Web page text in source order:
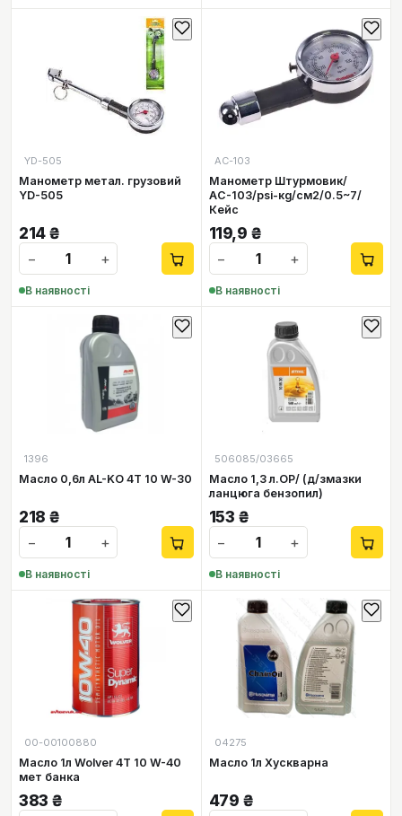
YD-505
Манометр метал. грузовий
YD-505
214₴
−
+
В наявності
АС-103
Манометр Штурмовик/
АС-103/psi-кg/см2/0.5~7/
Кейс
119,9 ₴
−
+
В наявності
1396
Масло 0,6л AL-KO 4Т 10 W-30
218 ₴
−
+
В наявності
506085/03665
Масло 1,3 л.ОР/ (д/змазки
ланцюга бензопил)
153 ₴
−
+
В наявності
00-00100880
Масло 1л Wolver 4Т 10 W-40
мет банка
383 ₴
04275
Масло 1л Хускварна
479 ₴